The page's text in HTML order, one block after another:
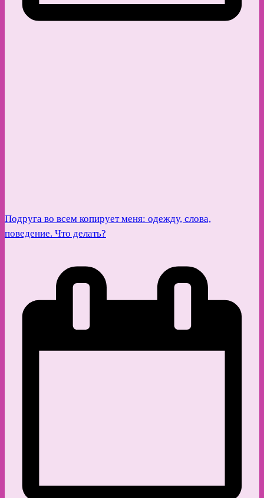
Подруга во всем копирует меня: одежду, слова,
поведение. Что делать?